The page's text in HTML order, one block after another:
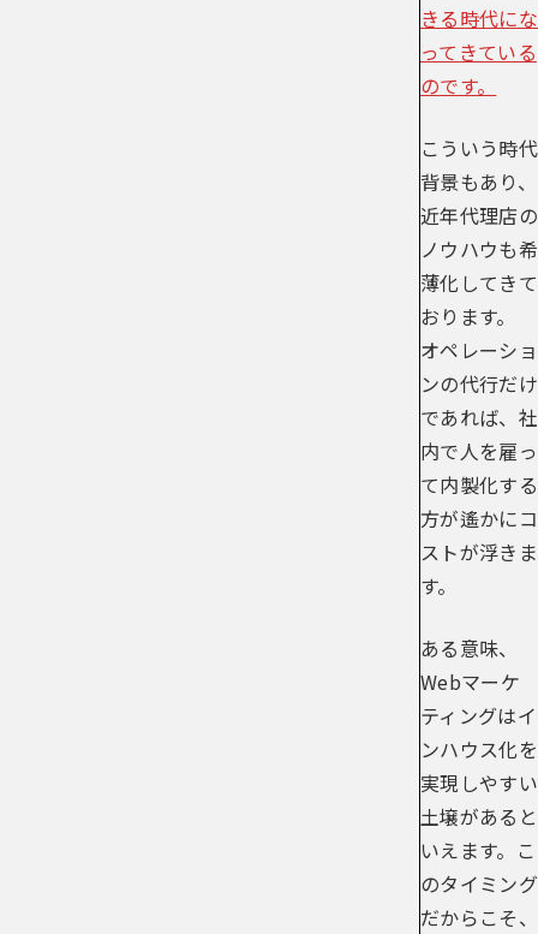
きる時代にな
ってきている
のです。
こういう時代
背景もあり、
近年代理店の
ノウハウも希
薄化してきて
おります。
オペレーショ
ンの代行だけ
であれば、社
内で人を雇っ
て内製化する
方が遙かにコ
ストが浮きま
す。
ある意味、
Webマーケ
ティングはイ
ンハウス化を
実現しやすい
土壌があると
いえます。こ
のタイミング
だからこそ、